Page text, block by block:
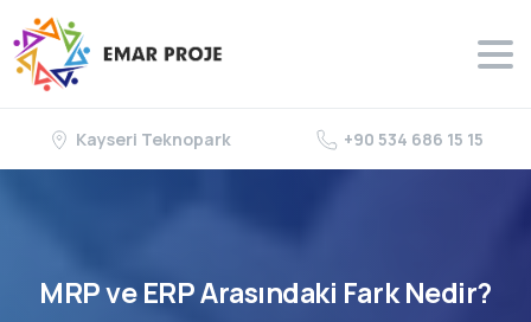
Kayseri Teknopark +90 534 686 15 15
MRPve ERPArasındaki Fark Nedir?